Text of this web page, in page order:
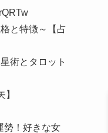
と特徴～【占
術とタロット
勢！好きな女